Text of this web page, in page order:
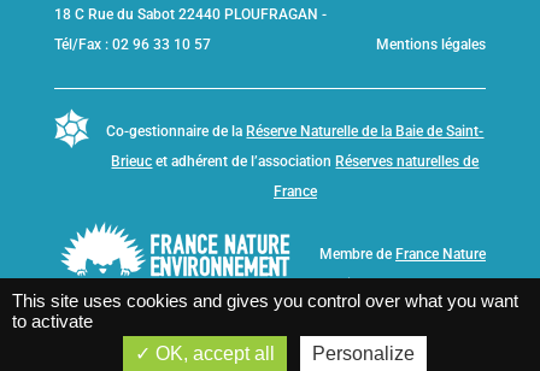
18 C Rue du Sabot 22440 PLOUFRAGAN -
Tél/Fax : 02 96 33 10 57
Mentions légales
Co-gestionnaire de la Réserve Naturelle de la Baie de Saint-
Brieuc et adhérent de l’association Réserves naturelles de
France
Membre de France Nature
This site uses cookies and gives you control over what you want
to activate
OK, accept all
Personalize